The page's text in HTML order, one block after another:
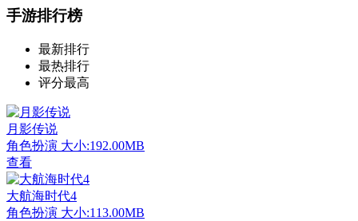
手游排行榜
最新排行
最热排行
评分最高
月影传说
角色扮演 大小:192.00MB
查看
大航海时代4
角色扮演 大小:113.00MB